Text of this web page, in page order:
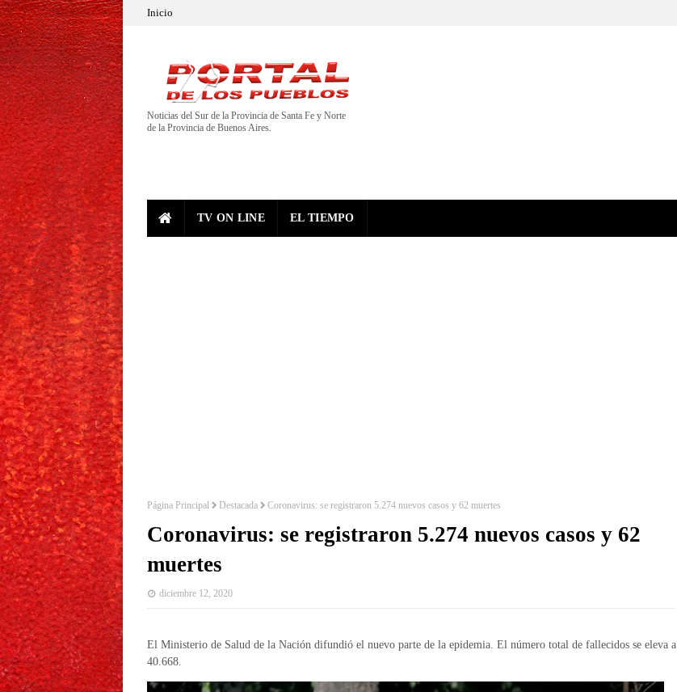
Inicio
Noticias del Sur de la Provincia de Santa Fe y Norte
de la Provincia de Buenos Aires.
TV ON LINE EL TIEMPO
Página Principal Destacada Coronavirus: se registraron 5.274 nuevos casos y 62 muertes
Coronavirus: se registraron 5.274 nuevos casos y 62
muertes
diciembre 12, 2020
El Ministerio de Salud de la Nación difundió el nuevo parte de la epidemia. El número total de fallecidos se eleva a
40.668.